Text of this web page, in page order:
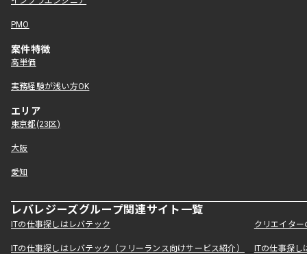
PMO
案件特徴
高単価
実務経験が浅い方OK
エリア
東京都(23区)
大阪
愛知
レバレジーズグループ関連サイト一覧
ITの仕事探しはレバテック クリエイタ
ITの仕事探しはレバテック（フリーランス向けサービス紹介） ITの仕事探